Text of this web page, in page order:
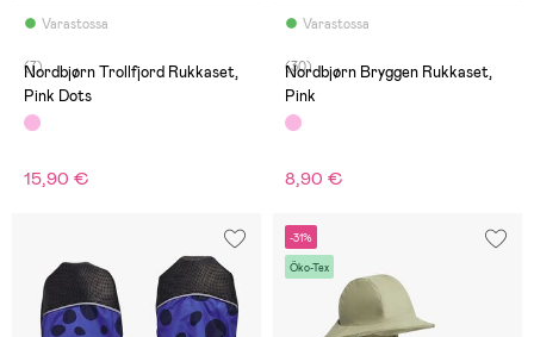
Varastossa
(7)
Nordbjørn Trollfjord Rukkaset,
Pink Dots
15,90 €
Varastossa
(30)
Nordbjørn Bryggen Rukkaset,
Pink
8,90 €
-31%
Öko-Tex